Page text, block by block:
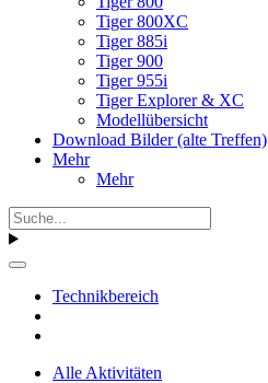
Tiger 800XC
Tiger 885i
Tiger 900
Tiger 955i
Tiger Explorer & XC
Modellübersicht
Download Bilder (alte Treffen)
Mehr
Mehr
Technikbereich
Alle Aktivitäten